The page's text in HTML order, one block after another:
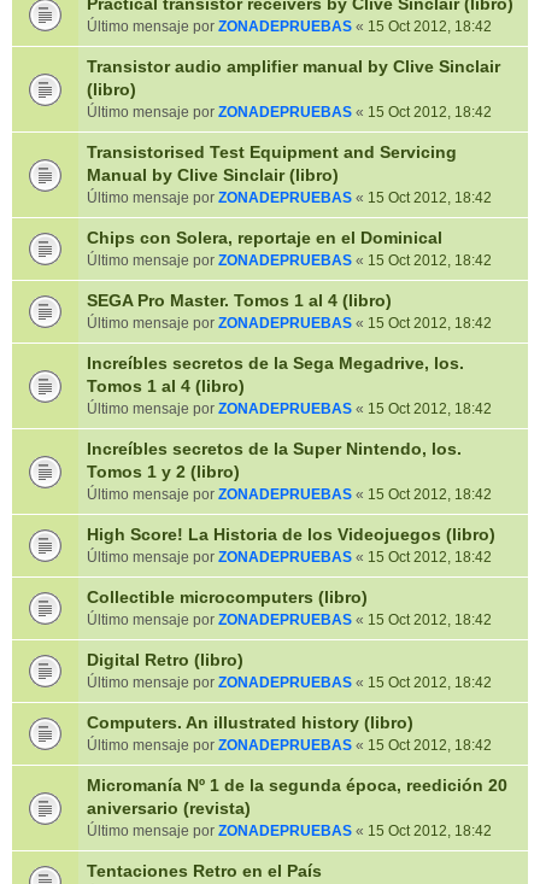
Último mensaje por ZONADEPRUEBAS « 15 Oct 2012, 18:42
Transistor audio amplifier manual by Clive Sinclair
(libro)
Último mensaje por ZONADEPRUEBAS « 15 Oct 2012, 18:42
Transistorised Test Equipment and Servicing
Manual by Clive Sinclair (libro)
Último mensaje por ZONADEPRUEBAS « 15 Oct 2012, 18:42
Chips con Solera, reportaje en el Dominical
Último mensaje por ZONADEPRUEBAS « 15 Oct 2012, 18:42
SEGA Pro Master. Tomos 1 al 4 (libro)
Último mensaje por ZONADEPRUEBAS « 15 Oct 2012, 18:42
Increíbles secretos de la Sega Megadrive, los.
Tomos 1 al 4 (libro)
Último mensaje por ZONADEPRUEBAS « 15 Oct 2012, 18:42
Increíbles secretos de la Super Nintendo, los.
Tomos 1 y 2 (libro)
Último mensaje por ZONADEPRUEBAS « 15 Oct 2012, 18:42
High Score! La Historia de los Videojuegos (libro)
Último mensaje por ZONADEPRUEBAS « 15 Oct 2012, 18:42
Collectible microcomputers (libro)
Último mensaje por ZONADEPRUEBAS « 15 Oct 2012, 18:42
Digital Retro (libro)
Último mensaje por ZONADEPRUEBAS « 15 Oct 2012, 18:42
Computers. An illustrated history (libro)
Último mensaje por ZONADEPRUEBAS « 15 Oct 2012, 18:42
Micromanía Nº 1 de la segunda época, reedición 20
aniversario (revista)
Último mensaje por ZONADEPRUEBAS « 15 Oct 2012, 18:42
Tentaciones Retro en el País